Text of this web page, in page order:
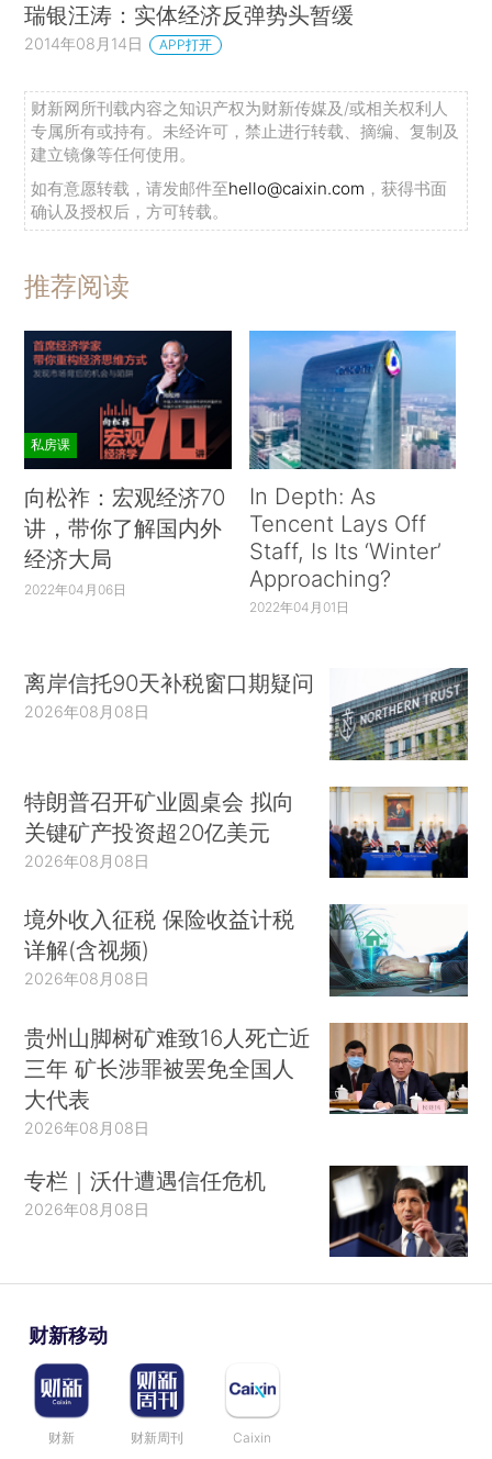
瑞银汪涛：实体经济反弹势头暂缓
2014年08月14日 APP打开
财新网所刊载内容之知识产权为财新传媒及/或相关权利人
专属所有或持有。未经许可，禁止进行转载、摘编、复制及
建立镜像等任何使用。
如有意愿转载，请发邮件至hello@caixin.com ，获得书面
确认及授权后，方可转载。
推荐阅读
私房课
向松祚：宏观经济70
讲，带你了解国内外
经济大局
2022年04月06日
In Depth: As
Tencent Lays Off
Staff, Is Its ‘Winter’
Approaching?
2022年04月01日
离岸信托90天补税窗口期疑问
2026年08月08日
特朗普召开矿业圆桌会 拟向
关键矿产投资超20亿美元
2026年08月08日
境外收入征税 保险收益计税
详解(含视频)
2026年08月08日
贵州山脚树矿难致16人死亡近
三年 矿长涉罪被罢免全国人
大代表
2026年08月08日
专栏｜沃什遭遇信任危机
2026年08月08日
财新移动
财新 财新周刊 Caixin